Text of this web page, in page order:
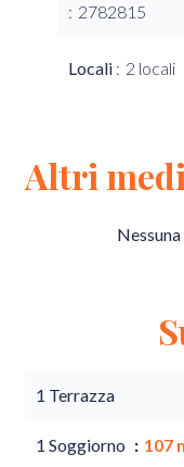
2782815
Locali 2 locali
Altri
1 Terrazza
1 Soggiorno 107